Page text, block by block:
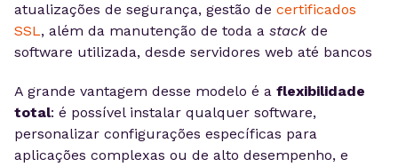
atualizações de segurança, gestão de certificados
SSL, além da manutenção de toda a stack de
software utilizada, desde servidores web até bancos
A grande vantagem desse modelo é a flexibilidade
total: é possível instalar qualquer software,
personalizar configurações específicas para
aplicações complexas ou de alto desempenho, e